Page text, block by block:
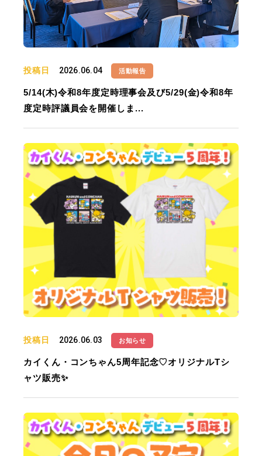
投稿日 2026.06.04 活動報告
5/14(木)令和8年度定時理事会及び5/29(金)令和8年
度定時評議員会を開催しま...
投稿日 2026.06.03 お知らせ
カイくん・コンちゃん5周年記念♡オリジナルTシ
ャツ販売✨